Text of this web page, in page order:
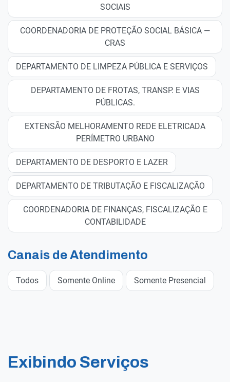
SOCIAIS
COORDENADORIA DE PROTEÇÃO SOCIAL BÁSICA —
CRAS
DEPARTAMENTO DE LIMPEZA PÚBLICA E SERVIÇOS
DEPARTAMENTO DE FROTAS, TRANSP. E VIAS
PÚBLICAS.
EXTENSÃO MELHORAMENTO REDE ELETRICADA
PERÍMETRO URBANO
DEPARTAMENTO DE DESPORTO E LAZER
DEPARTAMENTO DE TRIBUTAÇÃO E FISCALIZAÇÃO
COORDENADORIA DE FINANÇAS, FISCALIZAÇÃO E
CONTABILIDADE
Canais de Atendimento
Todos Somente Online Somente Presencial
Exibindo Serviços